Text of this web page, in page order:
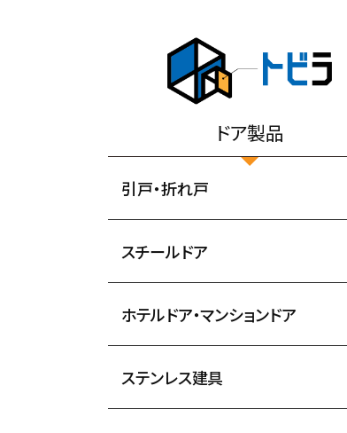
ドア製品
引戸・折れ戸
スチールドア
ホテルドア・マンションドア
ステンレス建具